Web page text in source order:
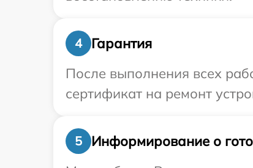
4
Гарантия
После выполнения всех
сертификат на ремонт
5
Информирование о